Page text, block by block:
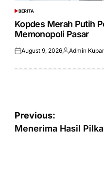
POSTED
IN
BERITA
Kopdes Merah Putih
Memonopoli Pasar
Posted
August 9, 2026Posted
Admin
Post
navigation
Previous:
Menerima Hasil